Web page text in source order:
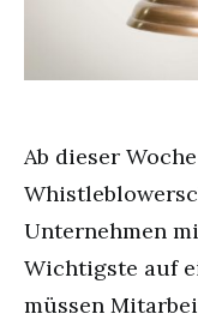
Ab dieser
Unternehmen
Wichtigste auf
müssen